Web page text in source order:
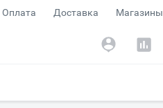
Оплата Доставка Магазины